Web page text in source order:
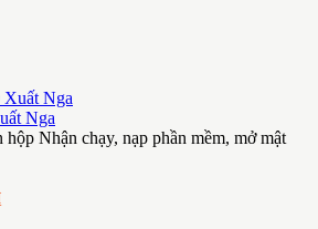
Nga
Nhận chạy, nạp phần mềm, mở mật